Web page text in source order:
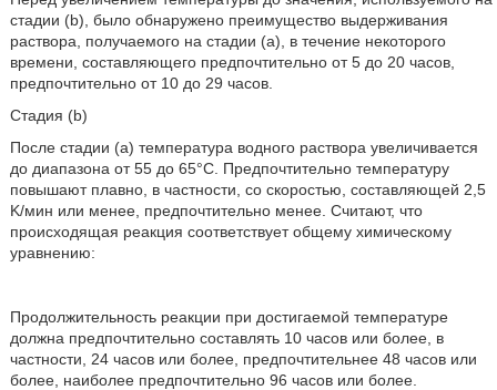
стадии (b), было обнаружено преимущество выдерживания
раствора, получаемого на стадии (а), в течение некоторого
времени, составляющего предпочтительно от 5 до 20 часов,
предпочтительно от 10 до 29 часов.
Стадия (b)
После стадии (а) температура водного раствора увеличивается
до диапазона от 55 до 65°С. Предпочтительно температуру
повышают плавно, в частности, со скоростью, составляющей 2,5
K/мин или менее, предпочтительно менее. Считают, что
происходящая реакция соответствует общему химическому
уравнению:
Продолжительность реакции при достигаемой температуре
должна предпочтительно составлять 10 часов или более, в
частности, 24 часов или более, предпочтительнее 48 часов или
более, наиболее предпочтительно 96 часов или более.